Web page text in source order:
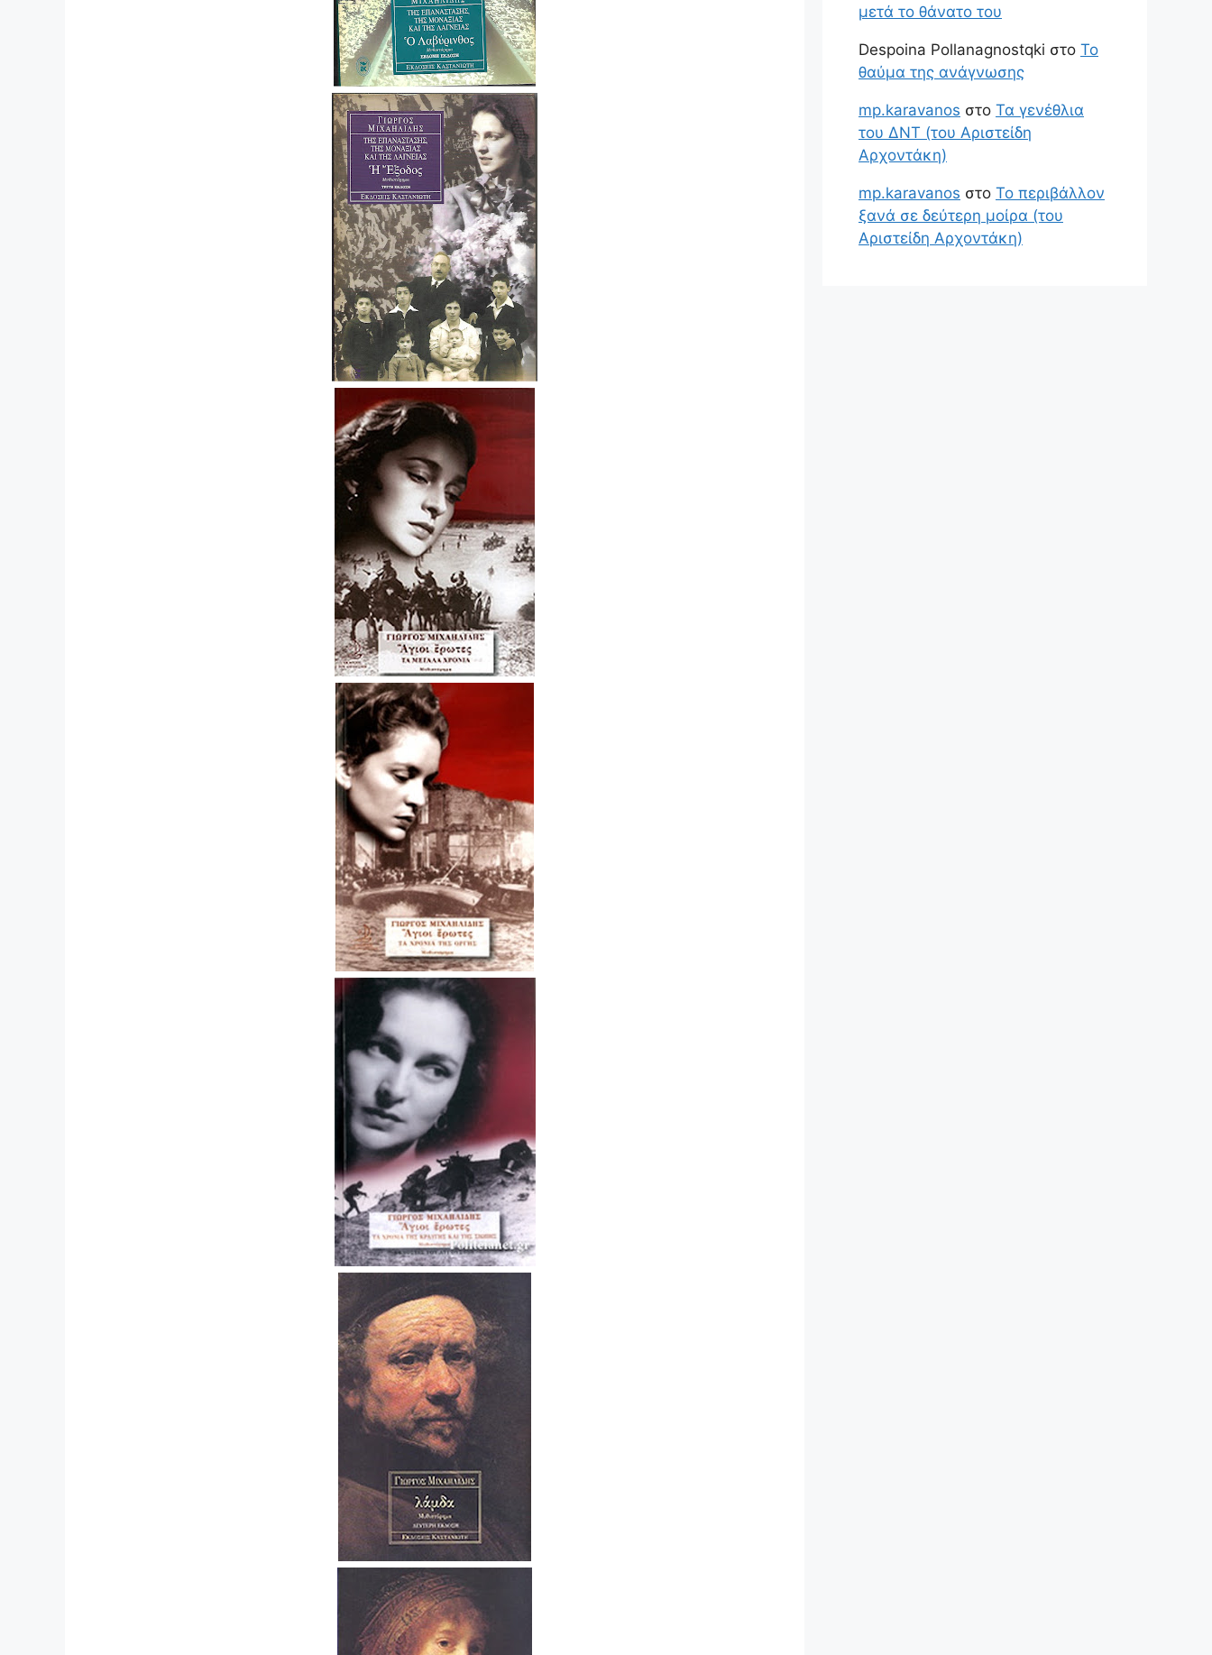
μετά το θάνατο του
Despoina Pollanagnostqki στο Το
θαύμα της ανάγνωσης
mp.karavanos στο Τα γενέθλια
του ΔΝΤ (του Αριστείδη
Αρχοντάκη)
mp.karavanos στο Το περιβάλλον
ξανά σε δεύτερη μοίρα (του
Αριστείδη Αρχοντάκη)